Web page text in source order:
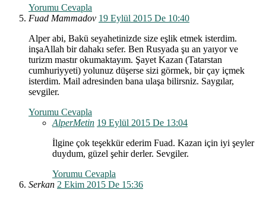
Yorumu Cevapla
Fuad Mammadov 19 Eylül 2015 De 10:40
Alper abi, Bakü seyahetinizde size eşlik etmek isterdim.
inşaAllah bir dahakı sefer. Ben Rusyada şu an yaıyor ve
turizm mastır okumaktayım. Şayet Kazan (Tatarstan
cumhuriyyeti) yolunuz düşerse sizi görmek, bir çay içmek
isterdim. Mail adresinden bana ulaşa bilirsniz. Saygılar,
sevgiler.
Yorumu Cevapla
AlperMetin 19 Eylül 2015 De 13:04
İlgine çok teşekkür ederim Fuad. Kazan için iyi şeyler
duydum, güzel şehir derler. Sevgiler.
Yorumu Cevapla
Serkan 2 Ekim 2015 De 15:36